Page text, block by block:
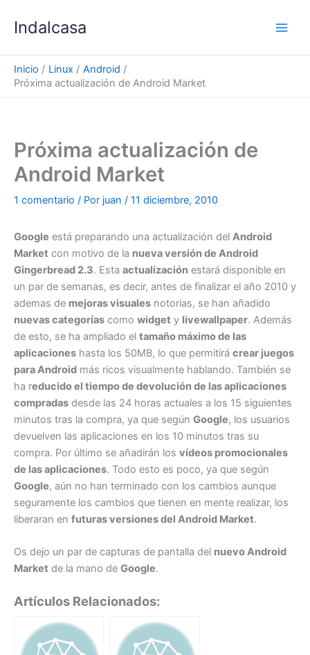
Indalcasa
Inicio Linux
Android
Próxima actualización de Android Market
Próxima actualización de
Android Market
1 comentario / Por juan / 11 diciembre, 2010
Google está preparando una actualización del Android
Market con motivo de la nueva versión de Android
Gingerbread 2.3. Esta actualización estará disponible en
un par de semanas, es decir, antes de finalizar el año 2010 y
ademas de mejoras visuales notorias, se han añadido
nuevas categorías como widget y livewallpaper. Además
de esto, se ha ampliado el tamaño máximo de las
aplicaciones hasta los 50MB, lo que permitirá crear juegos
para Android más ricos visualmente hablando. También se
ha reducido el tiempo de devolución de las aplicaciones
compradas desde las 24 horas actuales a los 15 siguientes
minutos tras la compra, ya que según Google, los usuarios
devuelven las aplicaciones en los 10 minutos tras su
compra. Por último se añadirán los vídeos promocionales
de las aplicaciones. Todo esto es poco, ya que según
Google, aún no han terminado con los cambios aunque
seguramente los cambios que tienen en mente realizar, los
liberaran en futuras versiones del Android Market.
Os dejo un par de capturas de pantalla del nuevo Android
Market de la mano de Google.
Artículos Relacionados: